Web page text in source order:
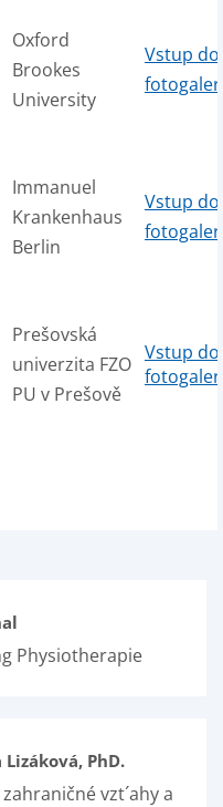
Oxford
Brookes
University
Vstup do
Immanuel
Krankenhaus
Berlin
Vstup do
Prešovská
univerzita FZO
PU v Prešově
Vstup do
Physiotherapie
PhD.
vzt´ahy a